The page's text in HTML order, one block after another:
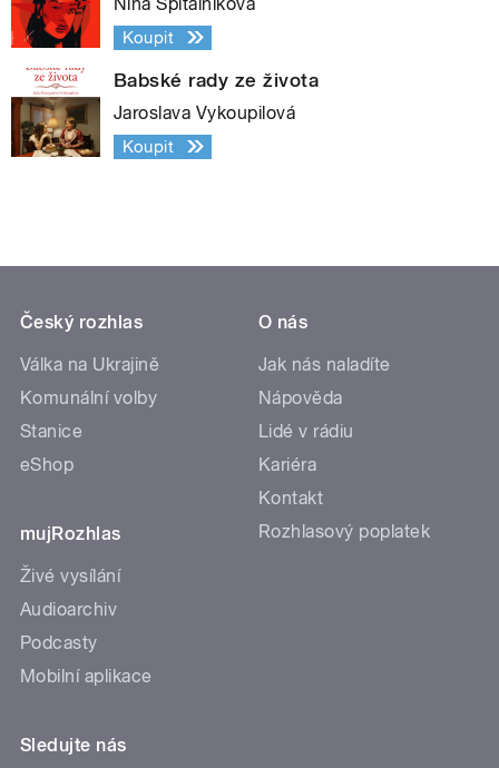
Koupit
Babské rady ze života
Jaroslava Vykoupilová
Koupit
Český rozhlas
Válka na Ukrajině
Komunální volby
Stanice
eShop
mujRozhlas
Živé vysílání
Audioarchiv
Podcasty
Mobilní aplikace
O nás
Jak nás naladíte
Nápověda
Lidé v rádiu
Kariéra
Kontakt
Rozhlasový poplatek
Sledujte nás